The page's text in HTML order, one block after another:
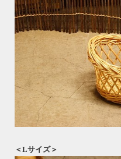
＜Lサイズ＞